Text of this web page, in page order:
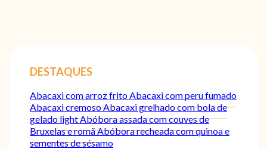
DESTAQUES
Abacaxi com arroz fritoAbacaxi com peru fumado
Abacaxi cremosoAbacaxi grelhado com bola de
gelado lightAbóbora assada com couves de
Bruxelas e romãAbóbora recheada com quinoa e
sementes de sésamo